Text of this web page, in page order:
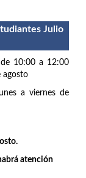
Julio
10:00 a 12:00
agosto
a viernes de
atención